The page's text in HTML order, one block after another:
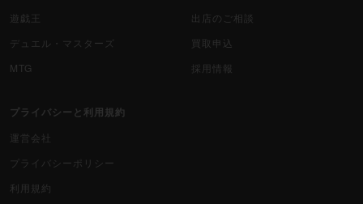
遊戯王
デュエル・マスターズ
MTG
出店のご相談
買取申込
採用情報
プライバシーと利用規約
運営会社
プライバシーポリシー
利用規約